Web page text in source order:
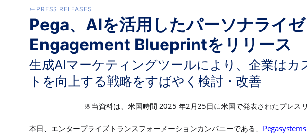
PRESS RELEASES
Pega、AIを活用したパーソナライ
Engagement Blueprintをリリース
生成AIマーケティングツールにより、企業は
トを向上する戦略をすばやく検討・改善
※当資料は、米国時間 2025年2 月 25 日に米国で発表されたプレス
本日、エンタープライズトランスフォーメーションカンパニーである、